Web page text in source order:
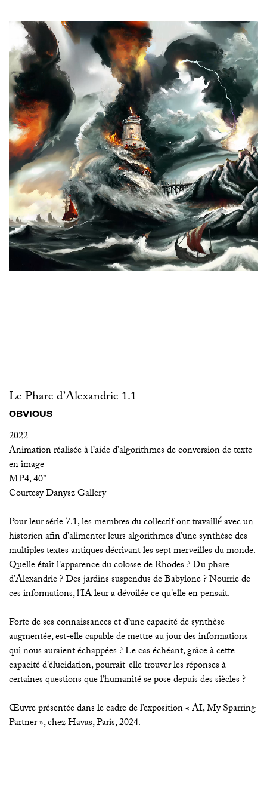
Le Phare d’Alexandrie 1.1
OBVIOUS
2022
Animation réalisée à l’aide d’algorithmes de conversion de texte
en image
MP4, 40’’
Courtesy Danysz Gallery
Pour leur série 7.1, les membres du collectif ont travaillé́ avec un
historien afin d’alimenter leurs algorithmes d’une synthèse des
multiples textes antiques décrivant les sept merveilles du monde.
Quelle était l'apparence du colosse de Rhodes ? Du phare
d’Alexandrie ? Des jardins suspendus de Babylone ? Nourrie de
ces informations, l'IA leur a dévoilée ce qu'elle en pensait.
Forte de ses connaissances et d’une capacité de synthèse
augmentée, est-elle capable de mettre au jour des informations
qui nous auraient échappées ? Le cas échéant, grâce à cette
capacité d'élucidation, pourrait-elle trouver les réponses à
certaines questions que l’humanité se pose depuis des siècles ?
Œuvre présentée dans le cadre de l’exposition « AI, My Sparring
Partner », chez Havas, Paris, 2024.